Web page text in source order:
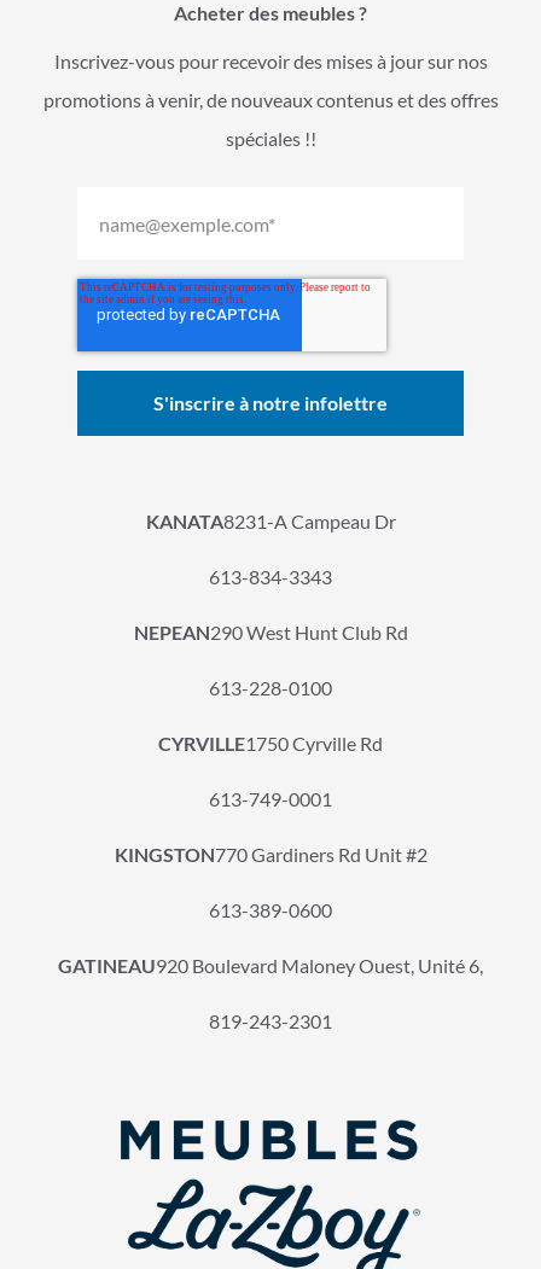
Acheter des meubles ?
Inscrivez-vous pour recevoir des mises à jour sur nos
promotions à venir, de nouveaux contenus et des offres
spéciales !!
KANATA8231-A Campeau Dr
613-834-3343
NEPEAN290 West Hunt Club Rd
613-228-0100
CYRVILLE1750 Cyrville Rd
613-749-0001
KINGSTON770 Gardiners Rd Unit #2
613-389-0600
GATINEAU920 Boulevard Maloney Ouest, Unité 6,
819-243-2301